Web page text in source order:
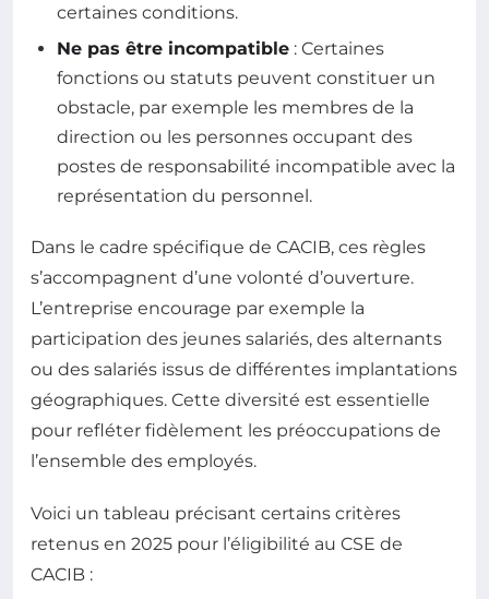
certaines conditions.
Ne pas être incompatible : Certaines
fonctions ou statuts peuvent constituer un
obstacle, par exemple les membres de la
direction ou les personnes occupant des
postes de responsabilité incompatible avec la
représentation du personnel.
Dans le cadre spécifique de CACIB, ces règles
s’accompagnent d’une volonté d’ouverture.
L’entreprise encourage par exemple la
participation des jeunes salariés, des alternants
ou des salariés issus de différentes implantations
géographiques. Cette diversité est essentielle
pour refléter fidèlement les préoccupations de
l’ensemble des employés.
Voici un tableau précisant certains critères
retenus en 2025 pour l’éligibilité au CSE de
CACIB :